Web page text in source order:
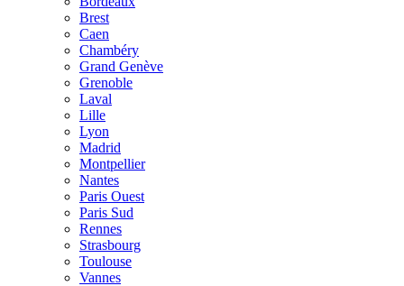
Brest
Caen
Chambéry
Grand Genève
Grenoble
Laval
Lille
Lyon
Madrid
Montpellier
Nantes
Paris Ouest
Paris Sud
Rennes
Strasbourg
Toulouse
Vannes